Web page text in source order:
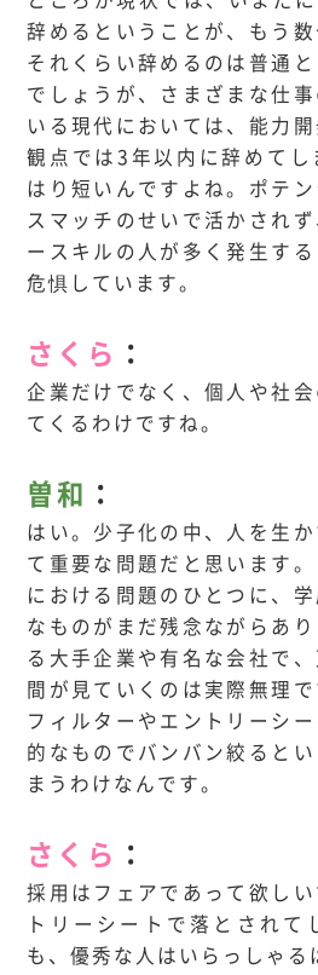
辞めるということが、もう数
それくらい辞めるのは普通
でしょうが、さまざまな仕
いる現代においては、能力
観点では3年以内に辞めて
はり短いんですよね。ポテ
スマッチのせいで活かされ
ースキルの人が多く発生す
危惧しています。
さくら ：
企業だけでなく、個人や社
てくるわけですね。
曽和 ：
はい。少子化の中、人を生
て重要な問題だと思います
における問題のひとつに、
なものがまだ残念ながらあ
る大手企業や有名な会社で
間が見ていくのは実際無理
フィルターやエントリーシ
的なものでバンバン絞ると
まうわけなんです。
さくら ：
採用はフェアであって欲し
トリーシートで落とされて
も、優秀な人はいらっしゃる